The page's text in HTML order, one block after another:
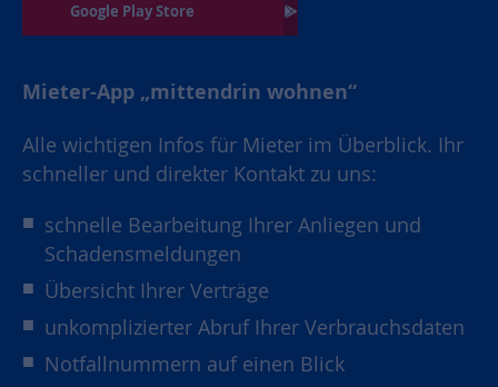
Google Play Store
Mieter-App „mittendrin wohnen“
Alle wichtigen Infos für Mieter im Überblick. Ihr
schneller und direkter Kontakt zu uns:
schnelle Bearbeitung Ihrer Anliegen und
Schadensmeldungen
Übersicht Ihrer Verträge
unkomplizierter Abruf Ihrer Verbrauchsdaten
Notfallnummern auf einen Blick